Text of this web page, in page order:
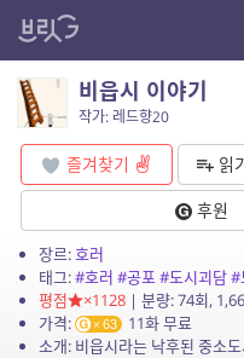
비읍시 이야기
작가: 레드향20
즐겨찾기 읽
후원
장르:호러
태그:#호러 #공포#도시괴담#
평점
×1128| 분량: 74회,
가격:
63
11화 무료